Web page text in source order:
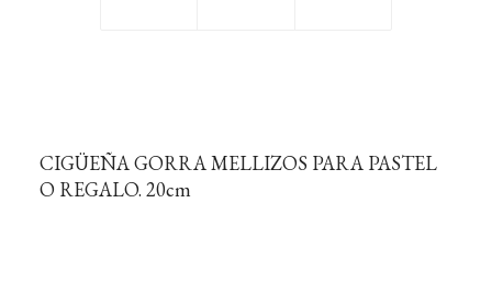
CIGÜEÑA GORRA MELLIZOS PARA PASTEL
O REGALO. 20cm